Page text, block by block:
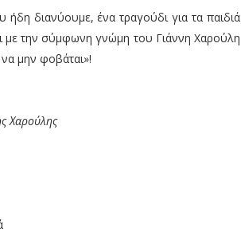
ήδη διανύουμε, ένα τραγούδι για τα παιδιά
με την σύμφωνη γνώμη του Γιάννη Χαρούλη
μην φοβάται»!
Χαρούλης